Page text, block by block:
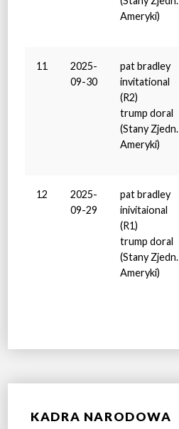
Ameryki)
11
2025-
09-30
pat bradley
invitational
(R2)
trump doral
(Stany Zjedn.
Ameryki)
12
2025-
09-29
pat bradley
inivitaional
(R1)
trump doral
(Stany Zjedn.
Ameryki)
KADRA NARODOWA